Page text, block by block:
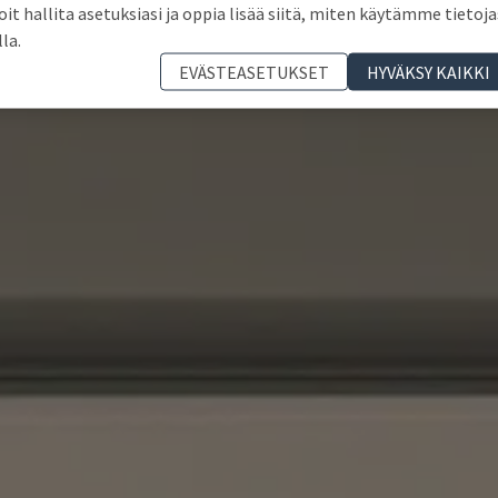
hallita asetuksiasi ja oppia lisää siitä, miten käytämme
EVÄSTEASETUKSET
HYVÄKSY KAIKKI